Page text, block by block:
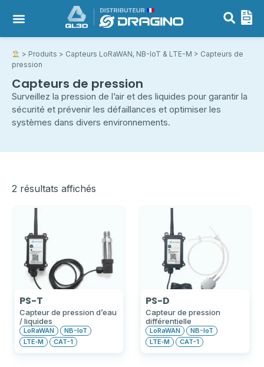
> Produits > Capteurs LoRaWAN, NB-IoT & LTE-M > Capteurs de
pression
Capteurs de pression
Surveillez la pression de l’air et des liquides pour garantir la
sécurité et prévenir les défaillances et optimiser les
systèmes dans divers environnements.
2 résultats affichés
Capteur de pression d’eau
/ liquides
LoRaWAN
NB-IoT
LTE‑M
CAT-1
PS-T
Capteur de pression
différentielle
LoRaWAN
NB-IoT
LTE‑M
CAT-1
PS-D